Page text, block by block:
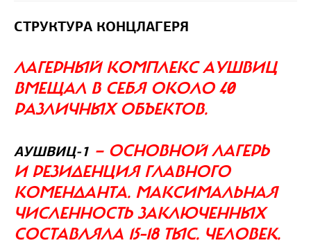
СТРУКТУРА КОНЦЛАГЕРЯ
ЛАГЕРНЫЙ КОМПЛЕКС АУШВИЦ
ВМЕЩАЛ В СЕБЯ ОКОЛО 40
РАЗЛИЧНЫХ ОБЪЕКТОВ.
АУШВИЦ-1 — ОСНОВНОЙ ЛАГЕРЬ
И РЕЗИДЕНЦИЯ ГЛАВНОГО
КОМЕНДАНТА. МАКСИМАЛЬНАЯ
ЧИСЛЕННОСТЬ ЗАКЛЮЧЕННЫХ
СОСТАВЛЯЛА 15–18 ТЫС. ЧЕЛОВЕК.